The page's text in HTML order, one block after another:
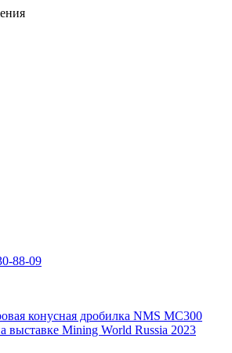
88-09
конусная дробилка NMS MC300
выставке Mining World Russia 2023